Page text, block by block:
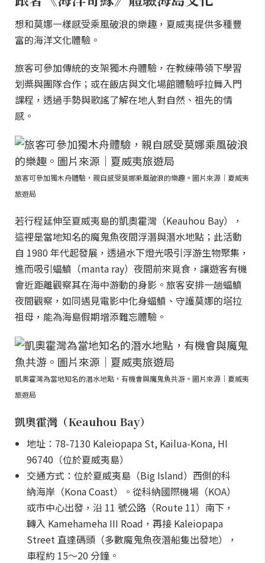
想和莫娜一樣感受乘風破浪的樂趣，夏威夷提供多種豐
富的海洋文化體驗。
旅客可參加傳統的支架獨木舟體驗，在教練帶領下學習
划槳與團隊合作；或在飯店與文化場館體驗呼拉舞入門
課程，透過手勢與歌謠了解在地人對自然、祖先的情
感。
旅客可參加獨木舟體驗，親自感受莫娜乘風破浪的樂趣。圖片來源｜夏威夷
旅遊局
若行程延伸至夏威夷島的凱奧霍灣（Keauhou Bay），
這裡是當地知名的魔鬼魚夜間浮潛與潛水地點；此活動
自 1980 年代起發展，透過水下燈光吸引浮游生物聚集，
進而吸引蝠鱝（manta ray）夜間前來覓食，讓遊客有機
會近距離觀察其在海中游動的身影。旅客安排一趟蝠鱝
夜間觀察，如同遇見電影中化身蝠鱝、守護莫娜的塔拉
祖母，能為海島假期增添難忘體驗。
凱奧霍灣為當地知名的潛水地點，有機會與魔鬼魚共游。圖片來源｜夏威夷
旅遊局
凱奧霍灣（Keauhou Bay）
地址：78-7130 Kaleiopapa St, Kailua-Kona, HI
96740（位於夏威夷島）
交通方式：位於夏威夷島（Big Island）西側的科
納海岸（Kona Coast）。從科納國際機場（KOA）
或市中心出發，沿 11 號公路（Route 11）南下，
轉入 Kamehameha III Road，再接 Kaleiopapa
Street 直達碼頭（多數魔鬼魚夜潛船隻出發地），
車程約 15～20 分鐘。